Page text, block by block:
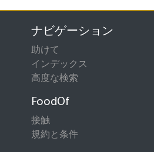
ナビゲーション
助けて
インデックス
高度な検索
FoodOf
接触
規約と条件